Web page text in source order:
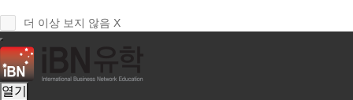
더 이상 보지 않음 X
열기